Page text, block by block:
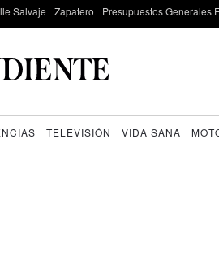
Salvaje Zapatero Presupuestos Generales
TELEVISIÓN VIDA SANA